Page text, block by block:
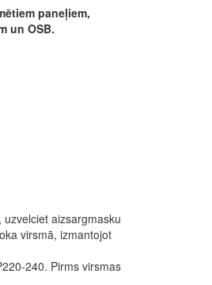
paneļiem,
un OSB.
aizsargmasku
virsmā, izmantojot
240. Pirms virsmas